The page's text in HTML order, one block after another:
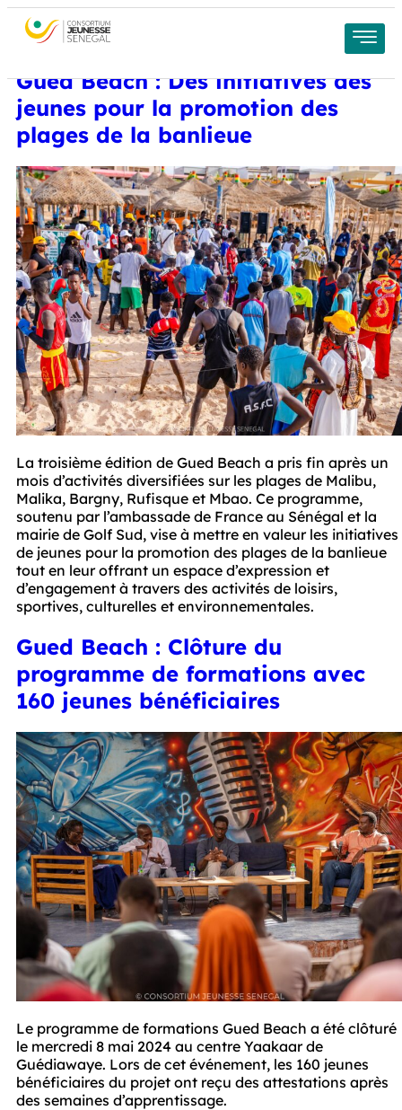
Clôture de la troisième édition de
Gued Beach : Des initiatives des
jeunes pour la promotion des
plages de la banlieue
La troisième édition de Gued Beach a pris fin après un
mois d’activités diversifiées sur les plages de Malibu,
Malika, Bargny, Rufisque et Mbao. Ce programme,
soutenu par l’ambassade de France au Sénégal et la
mairie de Golf Sud, vise à mettre en valeur les initiatives
de jeunes pour la promotion des plages de la banlieue
tout en leur offrant un espace d’expression et
d’engagement à travers des activités de loisirs,
sportives, culturelles et environnementales.
Gued Beach : Clôture du
programme de formations avec
160 jeunes bénéficiaires
Le programme de formations Gued Beach a été clôturé
le mercredi 8 mai 2024 au centre Yaakaar de
Guédiawaye. Lors de cet événement, les 160 jeunes
bénéficiaires du projet ont reçu des attestations après
des semaines d’apprentissage.